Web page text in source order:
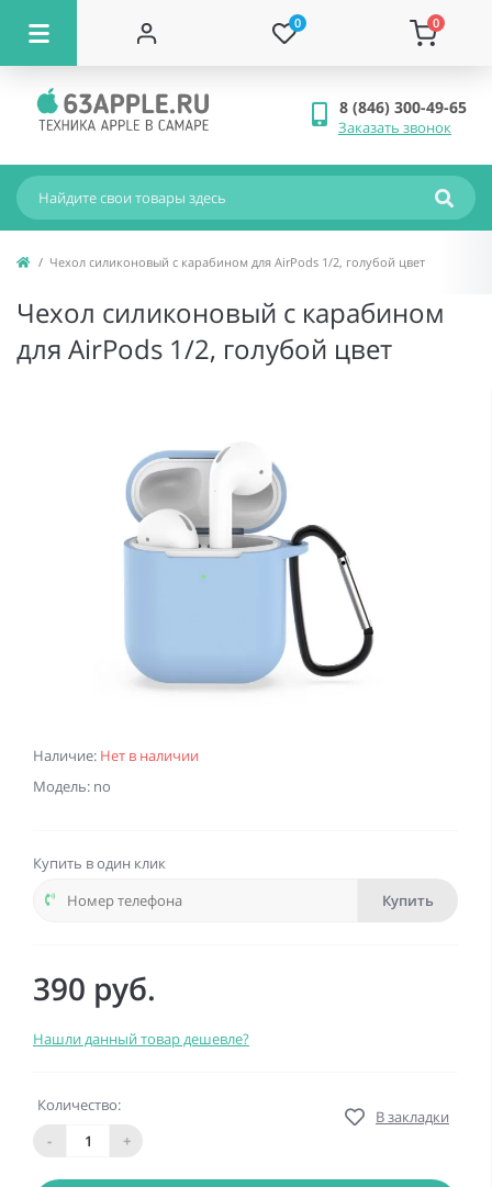
0 0
8 (846) 300-49-65
Заказать звонок
Чехол силиконовый с карабином для AirPods 1/2, голубой цвет
Чехол силиконовый с карабином
для AirPods 1/2, голубой цвет
Наличие: Нет в наличии
Модель: no
Купить в один клик
Купить
390 руб.
Нашли данный товар дешевле?
Количество:
-
+
В закладки